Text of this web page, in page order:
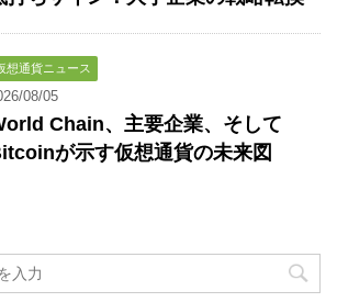
想通貨ニュース
08/05
Chain、主要企業、そして
が示す仮想通貨の未来図